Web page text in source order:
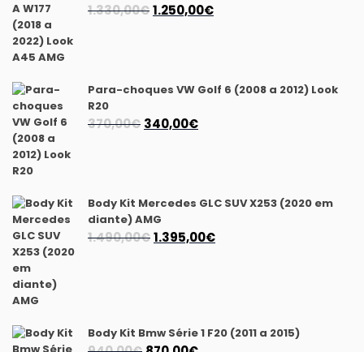
1.330,00€O
1.330,00€.
1.250,00€O
1.250,00€.
Para-choques VW Golf 6 (2008 a 2012) Look
R20
370,00€ O
370,00€.
340,00€O
340,00€.
Body Kit Mercedes GLC SUV X253 (2020 em
diante) AMG
1.490,00€O
1.395,00€O
Body Kit Bmw Série 1 F20 (2011 a 2015)